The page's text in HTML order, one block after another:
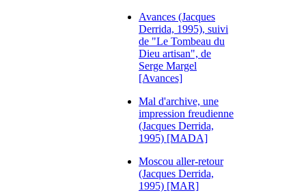
Avances (Jacques
Derrida, 1995), suivi
de "Le Tombeau du
Dieu artisan", de
Serge Margel
[Avances]
Mal d'archive, une
impression freudienne
(Jacques Derrida,
1995) [MADA]
Moscou aller-retour
(Jacques Derrida,
1995) [MAR]